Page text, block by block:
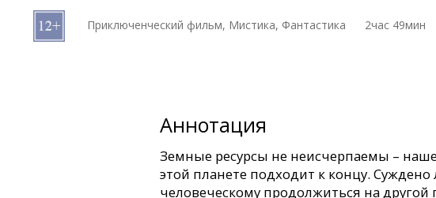
B2B Приключенческий фильм, Мистика, Фантастика 2час 49мин
Аннотация
Земные ресурсы не неисчерпаемы –
этой планете подходит к концу. Суждено
человеческому продолжиться на другой